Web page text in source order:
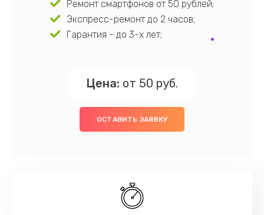
Ремонт смартфонов от 50 рублей;
Экспресс-ремонт до 2 часов;
Гарантия - до 3-х лет;
Цена: от 50 руб.
ОСТАВИТЬ ЗАЯВКУ